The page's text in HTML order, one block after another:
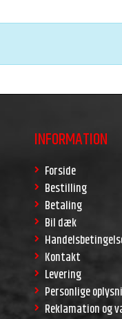
INFORMATION
Forside
Bestilling
Betaling
Bil dæk
Kontakt
Levering
Personlige
Reklamation og